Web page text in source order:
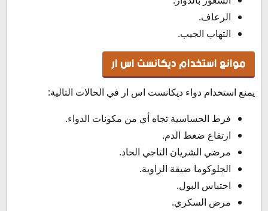
الرعاف.
التهاب الجيب.
موانع استخدام ديكانست اس ار
يمنع استخدام دواء ديكانست اس ار في الحالات التالية:
فرط الحساسية تجاه أي من مكونات الدواء.
ارتفاع ضغط الدم.
مرضي الشريان التاجي الحاد.
الجلوكوما ضيقة الزاوية.
احتباس البول.
مرض السكري.